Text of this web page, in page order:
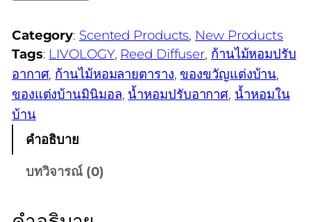
Category: Scented Products, New Products
Tags: LIVOLOGY, Reed Diffuser, ก้านไม้หอมปรับ
อากาศ, ก้านไม้หอมลายตาราง, ของขวัญแต่งบ้าน
ของแต่งบ้านมินิมอล, น้ำหอมปรับอากาศ, น้ำหอมใน
บ้าน
คำอธิบาย
บทวิจารณ์ (0)